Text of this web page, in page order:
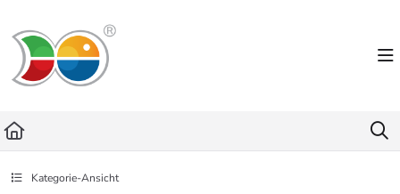
Fetch the complete documentation index at:
Use this file to discover all available pages before exploring further.
Kategorie-Ansicht